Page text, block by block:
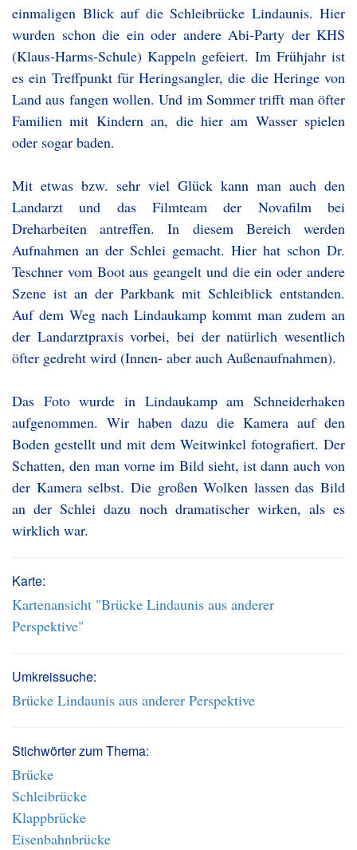
einmaligen Blick auf die Schleibrücke Lindaunis. Hier
wurden schon die ein oder andere Abi-Party der KHS
(Klaus-Harms-Schule) Kappeln gefeiert. Im Frühjahr ist
es ein Treffpunkt für Heringsangler, die die Heringe von
Land aus fangen wollen. Und im Sommer trifft man öfter
Familien mit Kindern an, die hier am Wasser spielen
oder sogar baden.
Mit etwas bzw. sehr viel Glück kann man auch den
Landarzt und das Filmteam der Novafilm bei
Dreharbeiten antreffen. In diesem Bereich werden
Aufnahmen an der Schlei gemacht. Hier hat schon Dr.
Teschner vom Boot aus geangelt und die ein oder andere
Szene ist an der Parkbank mit Schleiblick entstanden.
Auf dem Weg nach Lindaukamp kommt man zudem an
der Landarztpraxis vorbei, bei der natürlich wesentlich
öfter gedreht wird (Innen- aber auch Außenaufnahmen).
Das Foto wurde in Lindaukamp am Schneiderhaken
aufgenommen. Wir haben dazu die Kamera auf den
Boden gestellt und mit dem Weitwinkel fotografiert. Der
Schatten, den man vorne im Bild sieht, ist dann auch von
der Kamera selbst. Die großen Wolken lassen das Bild
an der Schlei dazu noch dramatischer wirken, als es
wirklich war.
Karte:
Kartenansicht "Brücke Lindaunis aus anderer
Perspektive"
Umkreissuche:
Brücke Lindaunis aus anderer Perspektive
Stichwörter zum Thema:
Brücke
Schleibrücke
Klappbrücke
Eisenbahnbrücke